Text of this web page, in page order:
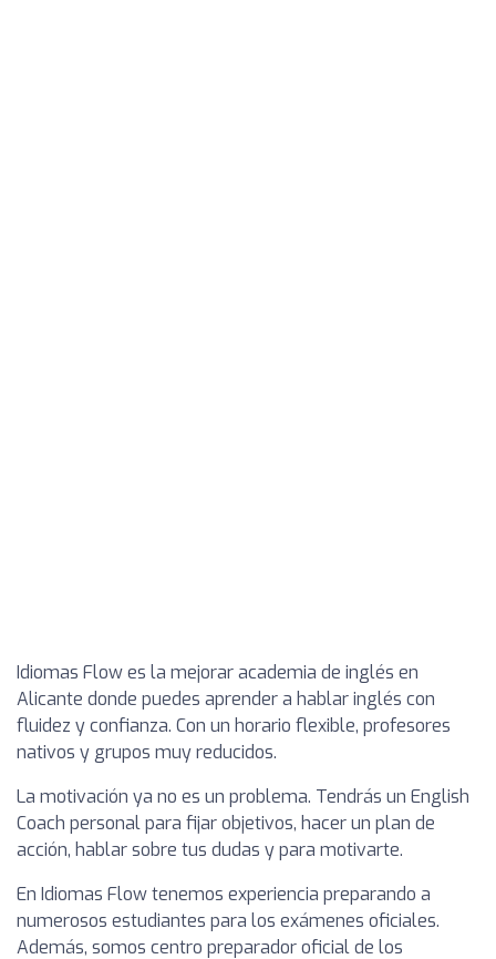
Idiomas Flow es la mejorar academia de inglés en
Alicante donde puedes aprender a hablar inglés con
fluidez y confianza. Con un horario flexible, profesores
nativos y grupos muy reducidos.
La motivación ya no es un problema. Tendrás un English
Coach personal para fijar objetivos, hacer un plan de
acción, hablar sobre tus dudas y para motivarte.
En Idiomas Flow tenemos experiencia preparando a
numerosos estudiantes para los exámenes oficiales.
Además, somos centro preparador oficial de los